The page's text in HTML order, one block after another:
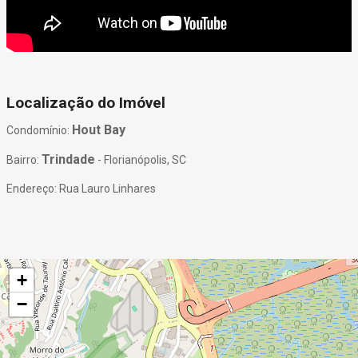
Localização do Imóvel
Condomínio: Hout Bay
Bairro: Trindade - Florianópolis, SC
Endereço: Rua Lauro Linhares
+
−